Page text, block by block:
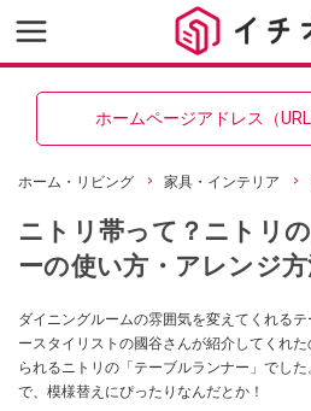
ホームページアドレス（
ホーム・リビング 家具・インテリア
ニトリ帯って？ニトリ
ーの使い方・アレンジ
ダイニングルームの雰囲気を変えてくれる
ースタイリストの國谷さんが紹介してくれ
られるニトリの「テーブルランナー」でし
で、模様替えにぴったりなんだとか！